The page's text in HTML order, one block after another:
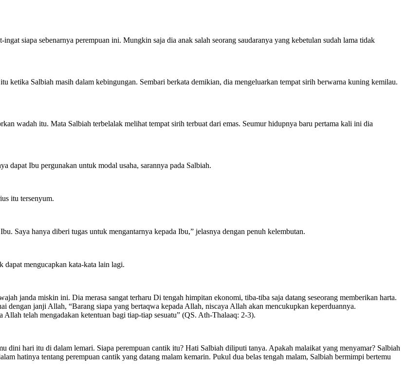
siapa sebenarnya perempuan ini. Mungkin saja dia anak salah seorang saudaranya yang kebetulan sudah lama tidak
ketika Salbiah masih dalam kebingungan. Sembari berkata demikian, dia mengeluarkan tempat sirih berwarna kuning kemilau.
wadah itu. Mata Salbiah terbelalak melihat tempat sirih terbuat dari emas. Seumur hidupnya baru pertama kali ini dia
dapat Ibu pergunakan untuk modal usaha, sarannya pada Salbiah.
itu tersenyum.
Saya hanya diberi tugas untuk mengantarnya kepada Ibu,” jelasnya dengan penuh kelembutan.
mengucapkan kata-kata lain lagi.
janda miskin ini. Dia merasa sangat terharu Di tengah himpitan ekonomi, tiba-tiba saja datang seseorang memberikan harta.
dengan janji Allah, “Barang siapa yang bertaqwa kepada Allah, niscaya Allah akan mencukupkan keperduannya.
telah mengadakan ketentuan bagi tiap-tiap sesuatu” (QS. Ath-Thalaaq: 2-3).
dini hari itu di dalam lemari. Siapa perempuan cantik itu? Hati Salbiah diliputi tanya. Apakah malaikat yang menyamar? Salbiah
hatinya tentang perempuan cantik yang datang malam kemarin. Pukul dua belas tengah malam, Salbiah bermimpi bertemu